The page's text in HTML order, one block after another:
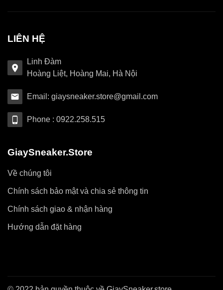
LIÊN HỆ
Linh Đàm
Hoàng Liệt, Hoàng Mai, Hà Nội
Email: giaysneaker.store@gmail.com
Phone : 0922.258.515
GiaySneaker.Store
Về chúng tôi
Chính sách bảo mật và chia sẻ thông tin
Chính sách giao & nhận hàng
Hướng dẫn đặt hàng